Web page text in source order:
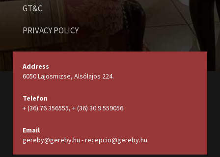
GT&C
PRIVACY POLICY
Address
6050 Lajosmizse, Alsólajos 224.
Telefon
+ (36) 76 356555, + (36) 30 9 559056
Email
gereby@gereby.hu - recepcio@gereby.hu